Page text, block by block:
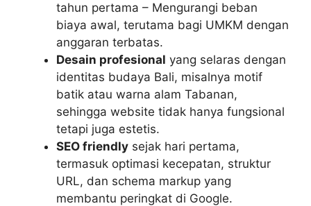
tahun pertama – Mengurangi beban
biaya awal, terutama bagi UMKM dengan
anggaran terbatas.
Desain profesional yang selaras dengan
identitas budaya Bali, misalnya motif
batik atau warna alam Tabanan,
sehingga website tidak hanya fungsional
tetapi juga estetis.
SEO friendly sejak hari pertama,
termasuk optimasi kecepatan, struktur
URL, dan schema markup yang
membantu peringkat di Google.